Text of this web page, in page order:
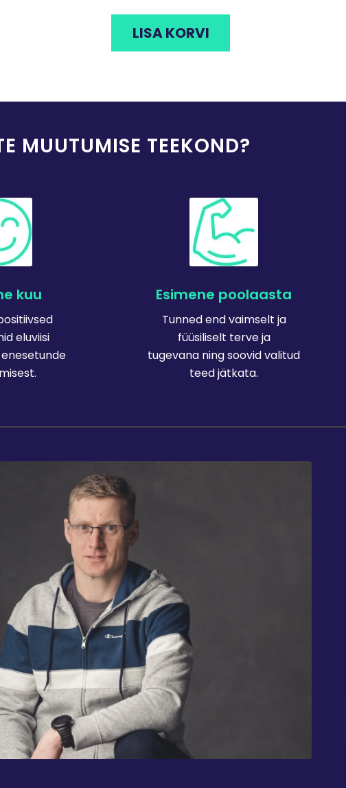
LISA KORVI
MUUTUMISE TEEKOND?
kuu
eluviisi
Esimene poolaasta
Tunned end vaimselt ja
füüsiliselt terve ja
tugevana ning soovid valitud
teed jätkata.